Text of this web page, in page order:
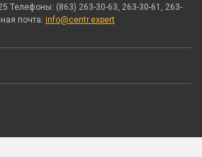
Телефоны: (863) 263-30-63, 263-30-61, 263-
почта: info@centr.expert